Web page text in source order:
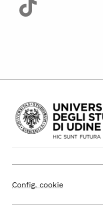
Config. cookie